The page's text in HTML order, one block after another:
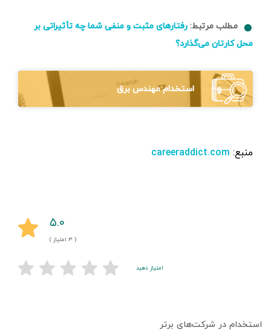
مطلب مرتبط: رفتارهای مثبت و منفی شما چه تأثیراتی بر
محل کارتان می‌گذارد؟
استخدام مهندس برق
منبع: careeraddict.com
۵.۰
( ۳ امتیاز )
امتیاز دهید
استخدام در شرکت‌های برتر